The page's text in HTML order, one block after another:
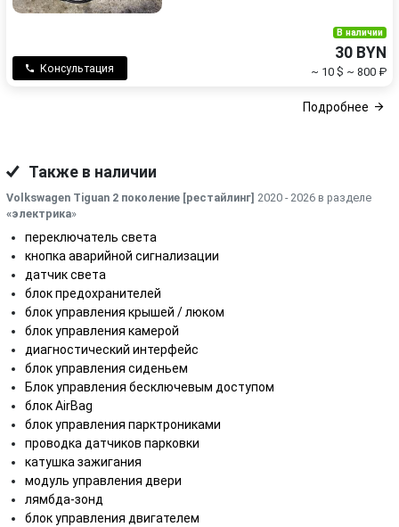
Консультация
В наличии
30 BYN
~ 10 $ ~ 800 ₽
Подробнее
Также в наличии
Volkswagen Tiguan 2 поколение [рестайлинг] 2020 - 2026 в разделе
«электрика»
переключатель света
кнопка аварийной сигнализации
датчик света
блок предохранителей
блок управления крышей / люком
блок управления камерой
диагностический интерфейс
блок управления сиденьем
Блок управления бесключевым доступом
блок AirBag
блок управления парктрониками
проводка датчиков парковки
катушка зажигания
модуль управления двери
лямбда-зонд
блок управления двигателем